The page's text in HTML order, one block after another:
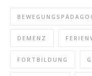
DEMENZ
FORTBILDUNG